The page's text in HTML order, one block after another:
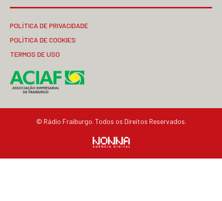
POLÍTICA DE PRIVACIDADE
POLÍTICA DE COOKIES
TERMOS DE USO
© Rádio Fraiburgo. Todos os Direitos Reservados.